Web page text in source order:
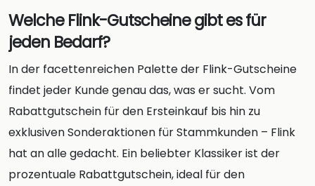
Welche Flink-Gutscheine gibt es für
jeden Bedarf?
In der facettenreichen Palette der Flink-Gutscheine
findet jeder Kunde genau das, was er sucht. Vom
Rabattgutschein für den Ersteinkauf bis hin zu
exklusiven Sonderaktionen für Stammkunden – Flink
hat an alle gedacht. Ein beliebter Klassiker ist der
prozentuale Rabattgutschein, ideal für den